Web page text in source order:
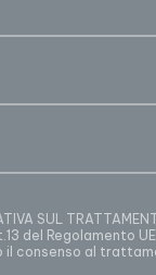
SUL
del Regolamento
il consenso al